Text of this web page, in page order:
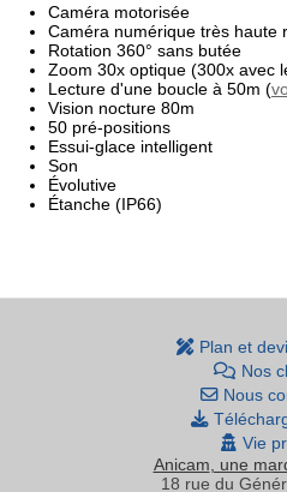
Caméra motorisée
Caméra numérique très haute
Rotation 360° sans butée
Zoom 30x optique (300x avec
Lecture d'une boucle à 50m (
Vision nocture 80m
50 pré-positions
Essui-glace intelligent
Son
Évolutive
Étanche (IP66)
Plan et
Nos
Nous
Vie
Anicam , une
18 rue du